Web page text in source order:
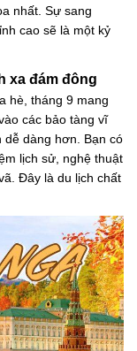
nhất. Sự sang
cao sẽ là một kỷ
xa đám đông
hè, tháng 9 mang
các bảo tàng vĩ
dàng hơn. Bạn có
lịch sử, nghệ thuật
Đây là du lịch chất